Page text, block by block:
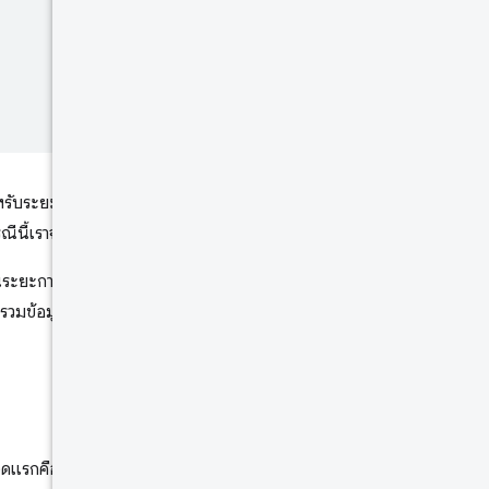
ะยะเวลาการเก็บรวบรวมข้อมูล
เราจะถือว่าหน่วยเป็นมิลลิวินาที
ะการเก็บรวบรวมข้อมูลแรกใน
มข้อมูลแรกในประวัติ
รกคือระยะเวลาที่เร็วที่สุด และจุด